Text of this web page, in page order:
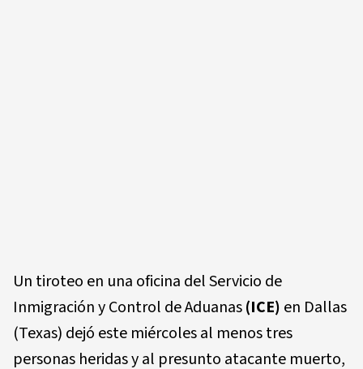
Un tiroteo en una oficina del Servicio de
Inmigración y Control de Aduanas(ICE) en Dallas
(Texas) dejó este miércoles al menos tres
personas heridas y al presunto atacante muerto,